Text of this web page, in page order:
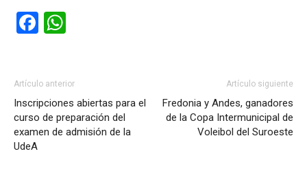
Facebook
Artículo anterior
Inscripciones abiertas para el
curso de preparación del
examen de admisión de la
UdeA
Artículo siguiente
Fredonia y Andes, ganadores
de la Copa Intermunicipal de
Voleibol del Suroeste